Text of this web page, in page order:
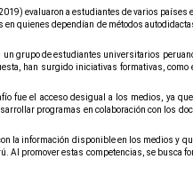
evaluaron a estudiantes de varios
quienes dependían de métodos
grupo de estudiantes universitarios
han surgido iniciativas formativas,
el acceso desigual a los medios, ya
programas en colaboración con los
la información disponible en los medios y
promover estas competencias, se busca